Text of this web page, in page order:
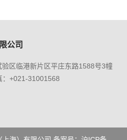
公司
区临港新片区平庄东路1588号3幢
：+021-31001568